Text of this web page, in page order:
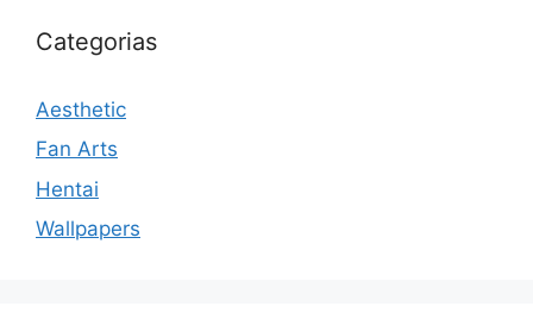
Categorias
Aesthetic
Fan Arts
Hentai
Wallpapers